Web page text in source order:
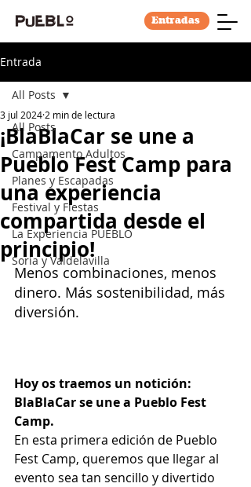
Entradas
Entrada
All Posts
Campamento Adultos
Planes y Escapadas
Festival y Fiestas
La Experiencia PUEBLO
Soria y Valdelavilla
All Posts
¡BlaBlaCar se une a
Pueblo Fest Camp para
una experiencia
compartida desde el
principio!
3 jul 2024 2 min de lectura
Menos combinaciones, menos
dinero. Más sostenibilidad, más
diversión.
Hoy os traemos un notición:
BlaBlaCar se une a Pueblo Fest
Camp.
En esta primera edición de Pueblo
Fest Camp, queremos que llegar al
evento sea tan sencillo y divertido